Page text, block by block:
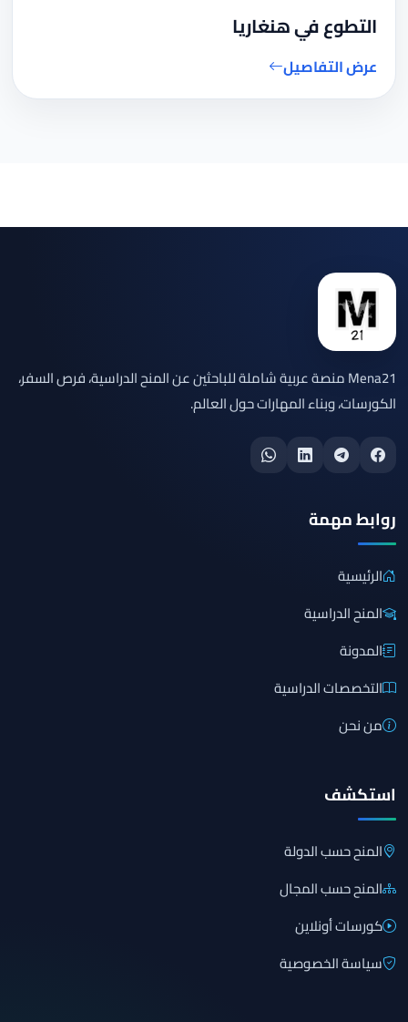
التطوع في هنغاريا
عرض التفاصيل
Mena21 منصة عربية شاملة للباحثين عن المنح الدراسية، فرص السفر،
الكورسات، وبناء المهارات حول العالم.
روابط مهمة
الرئيسية
المنح الدراسية
المدونة
التخصصات الدراسية
من نحن
استكشف
المنح حسب الدولة
المنح حسب المجال
كورسات أونلاين
سياسة الخصوصية